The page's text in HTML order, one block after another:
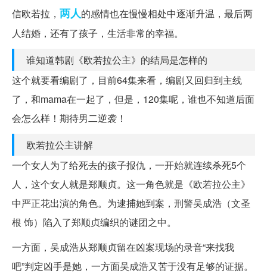
信欧若拉， 两人的感情也在慢慢相处中逐渐升温，最后两
人结婚，还有了孩子，生活非常的幸福。
谁知道韩剧《欧若拉公主》的结局是怎样的
这个就要看编剧了，目前64集来看，编剧又回归到主线
了，和mama在一起了，但是，120集呢，谁也不知道后面
会怎么样！期待男二逆袭！
欧若拉公主讲解
一个女人为了给死去的孩子报仇，一开始就连续杀死5个
人，这个女人就是郑顺贞。这一角色就是《欧若拉公主》
中严正花出演的角色。为逮捕她到案，刑警吴成浩（文圣
根 饰）陷入了郑顺贞编织的谜团之中。
一方面，吴成浩从郑顺贞留在凶案现场的录音“来找我
吧”判定凶手是她，一方面吴成浩又苦于没有足够的证据。